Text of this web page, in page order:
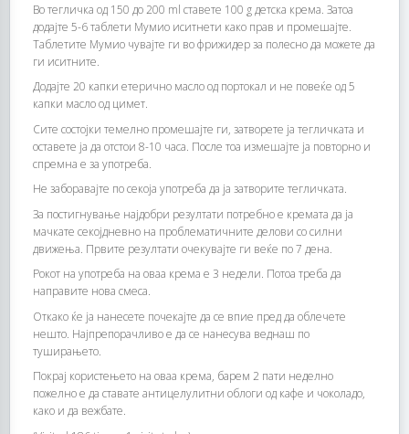
Во тегличка од 150 до 200 ml ставете 100 g детска крема. Затоа
додајте 5-6 таблети Мумио иситнети како прав и промешајте.
Таблетите Мумио чувајте ги во фрижидер за полесно да можете да
ги иситните.
Додајте 20 капки етерично масло од портокал и не повеќе од 5
капки масло од цимет.
Сите состојки темелно промешајте ги, затворете ја тегличката и
оставете ја да отстои 8-10 часа. После тоа измешајте ја повторно и
спремна е за употреба.
Не заборавајте по секоја употреба да ја затворите тегличката.
За постигнување најдобри резултати потребно е кремата да ја
мачкате секојдневно на проблематичните делови со силни
движења. Првите резултати очекувајте ги веќе по 7 дена.
Рокот на употреба на оваа крема е 3 недели. Потоа треба да
направите нова смеса.
Откако ќе ја нанесете почекајте да се впие пред да облечете
нешто. Најпрепорачливо е да се нанесува веднаш по
туширањето.
Покрај користењето на оваа крема, барем 2 пати неделно
пожелно е да ставате антицелулитни облоги од кафе и чоколадо,
како и да вежбате.